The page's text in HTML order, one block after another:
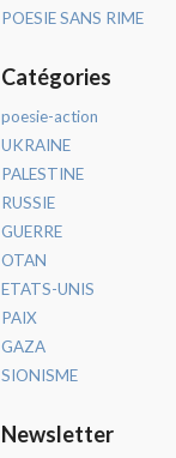
POESIE SANS RIME
Catégories
poesie-action
UKRAINE
PALESTINE
RUSSIE
GUERRE
OTAN
ETATS-UNIS
PAIX
GAZA
SIONISME
Newsletter